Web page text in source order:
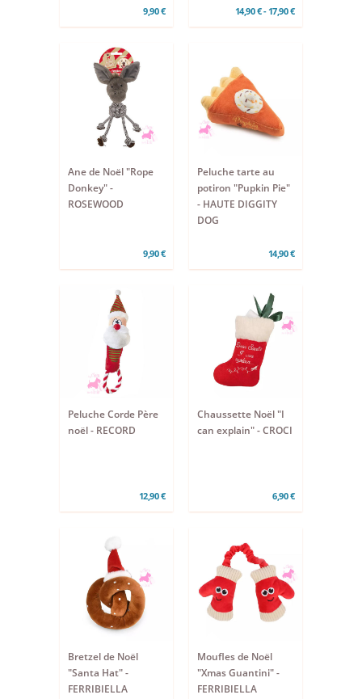
9,90 € 14,90 € - 17,90 €
Ane de Noël "Rope
Donkey" -
ROSEWOOD
9,90 €
Peluche tarte au
potiron "Pupkin Pie"
- HAUTE DIGGITY
DOG
14,90 €
Peluche Corde Père
noël - RECORD
12,90 €
Chaussette Noël "I
can explain" - CROCI
6,90 €
Bretzel de Noël
"Santa Hat" -
FERRIBIELLA
Moufles de Noël
"Xmas Guantini" -
FERRIBIELLA